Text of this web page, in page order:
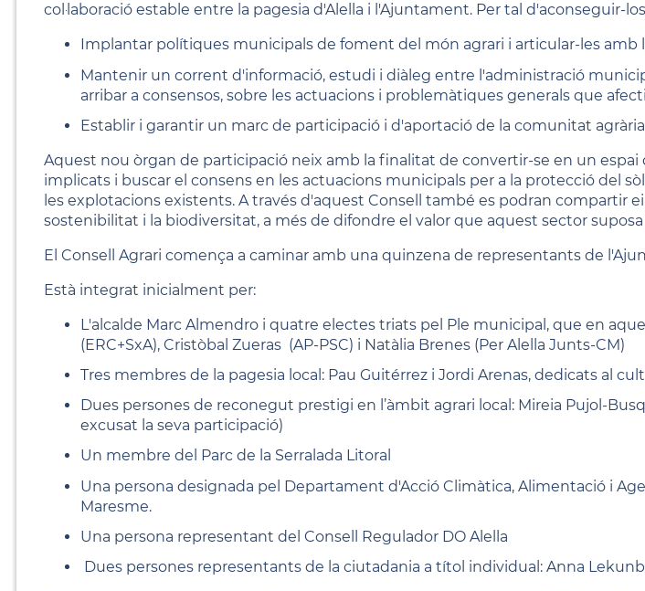
col·laboració estable entre la pagesia d'Alella i l'Ajuntament. Per tal d'aconseguir-
Implantar polítiques municipals de foment del món agrari i articular-les amb
Mantenir un corrent d'informació, estudi i diàleg entre l'administració
arribar a consensos, sobre les actuacions i problemàtiques generals que
Establir i garantir un marc de participació i d'aportació de la comunitat
Aquest nou òrgan de participació neix amb la finalitat de convertir-se en un
implicats i buscar el consens en les actuacions municipals per a la protecció del
les explotacions existents. A través d'aquest Consell també es podran compartir
sostenibilitat i la biodiversitat, a més de difondre el valor que aquest sector
El Consell Agrari comença a caminar amb una quinzena de representants de
Està integrat inicialment per:
L'alcalde Marc Almendro i quatre electes triats pel Ple municipal, que en
(ERC+SxA), Cristòbal Zueras (AP-PSC) i Natàlia Brenes (Per Alella Junts-CM)
Tres membres de la pagesia local: Pau Guitérrez i Jordi Arenas, dedicats al
Dues persones de reconegut prestigi en l’àmbit agrari local: Mireia Pujol-
excusat la seva participació)
Un membre del Parc de la Serralada Litoral
Una persona designada pel Departament d'Acció Climàtica, Alimentació i
Maresme.
Una persona representant del Consell Regulador DO Alella
Dues persones representants de la ciutadania a títol individual: Anna